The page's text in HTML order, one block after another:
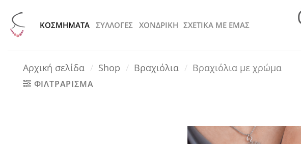
στο
περιεχόμενο
KOΣΜΗΜΑΤΑ ΣΥΛΛΟΓΕΣ ΧΟΝΔΡΙΚΗ ΣΧΕΤΙΚΑ ΜΕ ΕΜΑΣ
Αρχική σελίδα / Shop / Βραχιόλια / Βραχιόλια με χρώμα
ΦΙΛΤΡΑΡΙΣΜΑ